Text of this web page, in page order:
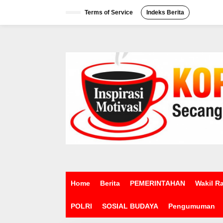
Terms of Service Indeks Berita
Home Berita PEMERINTAHAN Wakil
POLRI SOSIAL BUDAYA Pengumuman